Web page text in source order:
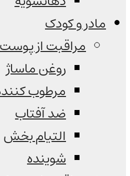
مادر و کودک
مراقبت از
روغن ماساژ
مرطوب
ضد آفتاب
التیام بخش
شوینده